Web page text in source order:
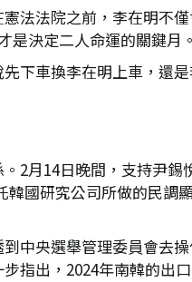
法法院之前，李在明不
是決定二人命運的關鍵月。
下車換李在明上車，還
2月14日晚間，支持尹錫
國研究公司所做的民調
中央選舉管理委員會去
指出，2024年南韓的出